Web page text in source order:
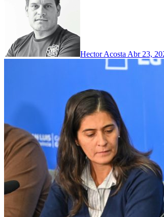
Hector Acosta Abr 23,